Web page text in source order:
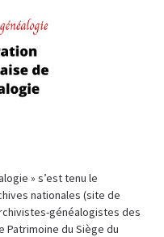
» s’est tenu le
nationales (site de
généalogistes des
Patrimoine du Siège du